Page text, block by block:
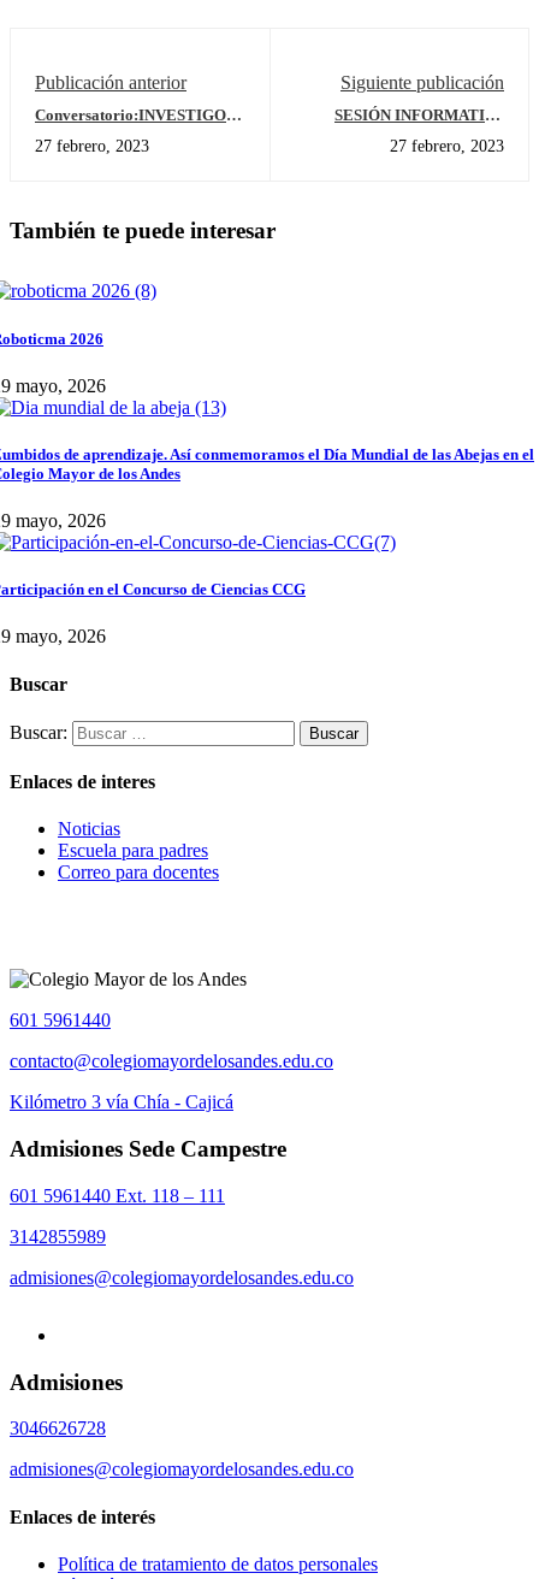
Publicación anterior
Conversatorio:INVESTIGO
27 febrero, 2023
Siguiente publicación
SESIÓN INFORMATIVA
27 febrero, 2023
También te puede interesar
2026
mayo, 2026
de aprendizaje. Así conmemoramos el Día Mundial de las Abejas en el
Mayor de los Andes
mayo, 2026
en el Concurso de Ciencias CCG
mayo, 2026
Buscar
Buscar:
Enlaces de interes
Noticias
Escuela para padres
Correo para docentes
601 5961440
contacto@colegiomayordelosandes.edu.co
Kilómetro 3 vía Chía - Cajicá
Admisiones Sede Campestre
601 5961440 Ext. 118 – 111
3142855989
admisiones@colegiomayordelosandes.edu.co
Admisiones
3046626728
admisiones@colegiomayordelosandes.edu.co
Enlaces de interés
Política de tratamiento de datos personales